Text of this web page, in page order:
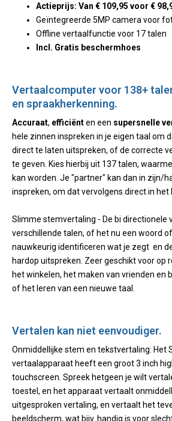
Actieprijs: Van € 109,95 voor €
Geïntegreerde 5MP camera voor
Offline vertaalfunctie voor 17 talen
Incl. Gratis beschermhoes
Vertaalcomputer voor 138+
en spraakherkenning.
Accuraat, efficiënten een supersnelle
hele zinnen inspreken in je eigen taal om
direct te laten uitspreken, of de correcte
te geven. Kies hierbij uit 137 talen,
kan worden. Je "partner" kan dan in zijn/
inspreken, om dat vervolgens direct in het
Slimme stemvertaling - De bi directionele
verschillende talen, of het nu een woord
nauwkeurig identificeren wat je zegt en
hardop uitspreken. Zeer geschikt voor op
het winkelen, het maken van vrienden en
of het leren van een nieuwe taal.
Vertalen kan niet eenvoudiger.
Onmiddellijke stem en tekstvertaling: Het
vertaalapparaat heeft een groot 3 inch
touchscreen. Spreek hetgeen je wilt
toestel, en het apparaat vertaalt
uitgesproken vertaling, en vertaalt het
beeldscherm, wat bijv. handig is voor